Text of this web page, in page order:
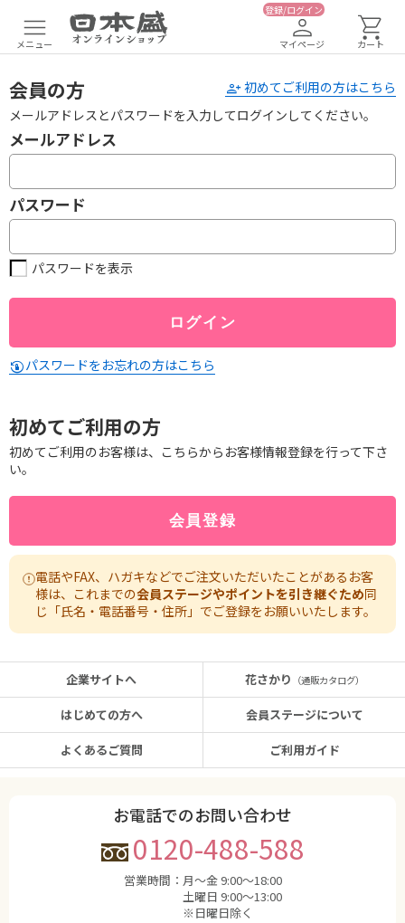
メニュー
登録/ログイン
マイページ カート
初めてご利用の方はこちら
会員の方
メールアドレスとパスワードを入力してログインしてください。
メールアドレス
パスワード
パスワードを表示
パスワードをお忘れの方はこちら
初めてご利用の方
初めてご利用のお客様は、こちらからお客様情報登録を行って下さ
い。
電話やFAX、ハガキなどでご注文いただいたことがあるお客
様は、これまでの会員ステージやポイントを引き継ぐため同
じ「氏名・電話番号・住所」でご登録をお願いいたします。
企業サイトへ
はじめての方へ
よくあるご質問
花さかり （通販カタログ）
会員ステージについて
ご利用ガイド
お電話でのお問い合わせ
0120-488-588
営業時間： 月〜金 9:00〜18:00
土曜日 9:00〜13:00
※日曜日除く